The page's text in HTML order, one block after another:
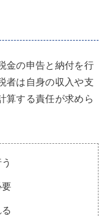
金の申告と納付を行
者は自身の収入や支
算する責任が求めら